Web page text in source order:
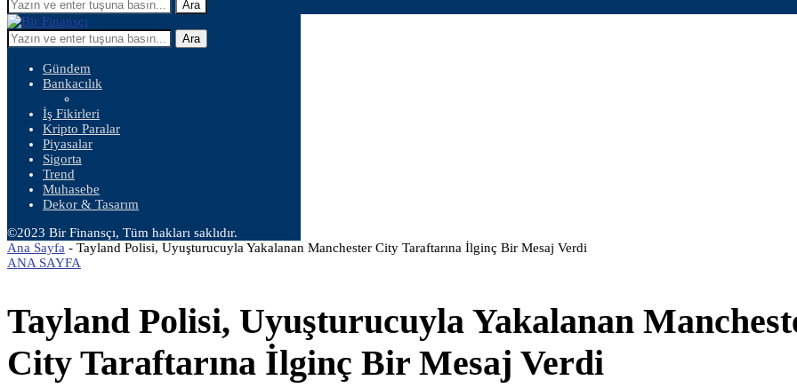
Ara
Ara
Gündem
Bankacılık
İş Fikirleri
Kripto Paralar
Piyasalar
Sigorta
Trend
Muhasebe
Dekor & Tasarım
©2023 Bir Finansçı, Tüm hakları saklıdır.
Ana Sayfa - Tayland Polisi, Uyuşturucuyla Yakalanan Manchester City Taraftarına İlginç Bir Mesaj Verdi
ANA SAYFA
Tayland Polisi, Uyuşturucuyla Yakalanan
City Taraftarına İlginç Bir Mesaj Verdi